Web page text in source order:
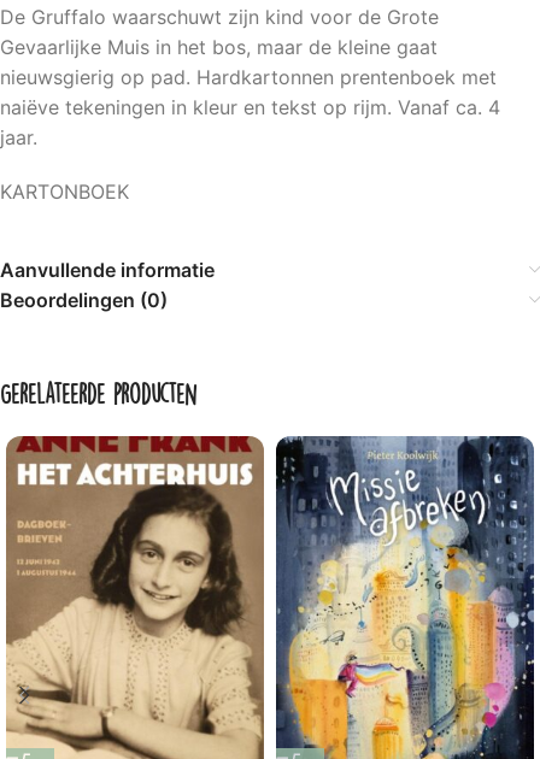
De Gruffalo waarschuwt zijn kind voor de Grote
Gevaarlijke Muis in het bos, maar de kleine gaat
nieuwsgierig op pad. Hardkartonnen prentenboek met
naiëve tekeningen in kleur en tekst op rijm. Vanaf ca. 4
jaar.
KARTONBOEK
Aanvullende informatie
Beoordelingen (0)
Gerelateerde producten